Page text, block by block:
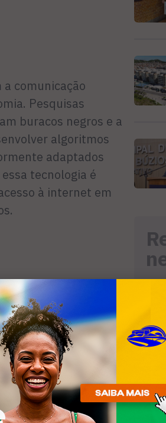
comunicação
Pesquisas
buracos negros e a
algoritmos
adaptados
tecnologia é
à internet em
para alimentar
significativos em
que muitas
além do Sol,
foi
contribuindo
todo o mundo.